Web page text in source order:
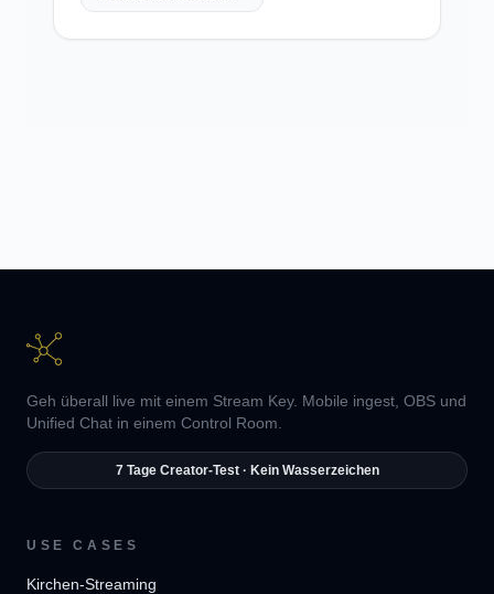
Geh überall live mit einem Stream Key. Mobile ingest, OBS und
Unified Chat in einem Control Room.
7 Tage Creator-Test · Kein Wasserzeichen
USE CASES
Kirchen-Streaming